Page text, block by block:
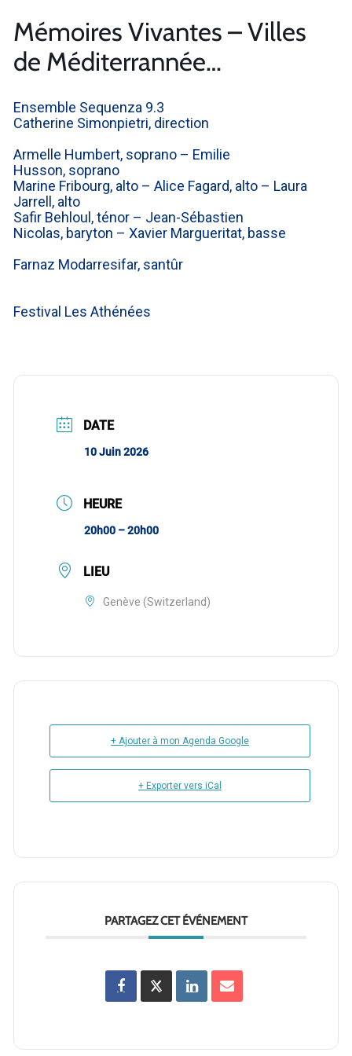
Mémoires Vivantes – Villes
de Méditerrannée…
Ensemble Sequenza 9.3
Catherine Simonpietri, direction
Armelle Humbert, soprano – Emilie
Husson, soprano
Marine Fribourg, alto – Alice Fagard, alto – Laura
Jarrell, alto
Safir Behloul, ténor – Jean-Sébastien
Nicolas, baryton – Xavier Margueritat, basse
Farnaz Modarresifar, santûr
Festival Les Athénées
DATE
10 Juin 2026
HEURE
20h00 – 20h00
LIEU
Genève (Switzerland)
+ Ajouter à mon Agenda Google
+ Exporter vers iCal
PARTAGEZ CET ÉVÉNEMENT